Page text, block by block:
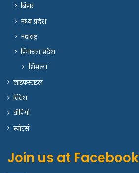
बिहार
मध्य प्रदेश
महाराष्ट्र
हिमाचल प्रदेश
शिमला
लाइफस्टाइल
विदेश
वीडियो
स्पोर्ट्स
Join us at Facebook